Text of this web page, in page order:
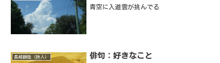
青空に入道雲が挑んでる
長崎瞬哉（詩人） 俳句：好きなこと